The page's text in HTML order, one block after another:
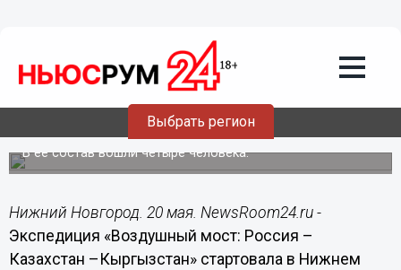
Выбрать регион
Экспедиция «Воздушный мост: Россия
– Казахстан –Кыргызстан» стартовала
в Нижнем Новгороде
В ее состав вошли четыре человека.
Нижний Новгород. 20 мая. NewsRoom24.ru -
Экспедиция «Воздушный мост: Россия –
Казахстан –Кыргызстан» стартовала в Нижнем